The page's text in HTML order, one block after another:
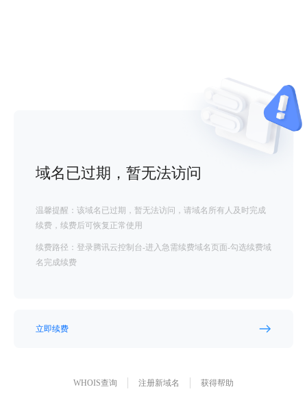
域名已过期，暂无法访问
温馨提醒：该域名已过期，暂无法访问，请域名所有人及时完成
续费，续费后可恢复正常使用
续费路径：登录腾讯云控制台-进入急需续费域名页面-勾选续费域
名完成续费
立即续费
WHOIS查询 注册新域名 获得帮助